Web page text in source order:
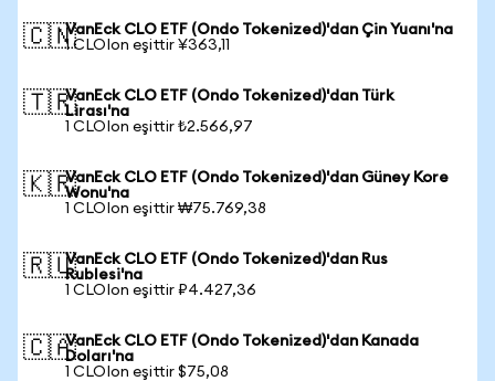
🇨🇳VanEck CLO ETF (Ondo Tokenized)'dan Çin Yuanı'na
1 CLOIon eşittir ¥363,11
🇹🇷VanEck CLO ETF (Ondo Tokenized)'dan Türk
Lirası'na
1 CLOIon eşittir ₺2.566,97
🇰🇷VanEck CLO ETF (Ondo Tokenized)'dan Güney Kore
Wonu'na
1 CLOIon eşittir ₩75.769,38
🇷🇺VanEck CLO ETF (Ondo Tokenized)'dan Rus
Rublesi'na
1 CLOIon eşittir ₽4.427,36
🇨🇦VanEck CLO ETF (Ondo Tokenized)'dan Kanada
Doları'na
1 CLOIon eşittir $75,08